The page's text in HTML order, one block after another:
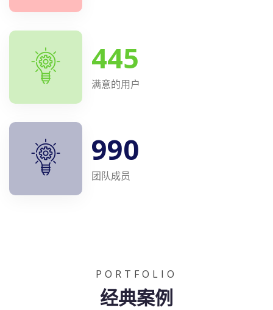
445
满意的用户
990
团队成员
PORTFOLIO
经典案例